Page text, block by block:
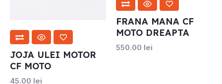
JOJA ULEI MOTOR
CF MOTO
45.00 lei
FRANA MANA CF
MOTO DREAPTA
550.00 lei